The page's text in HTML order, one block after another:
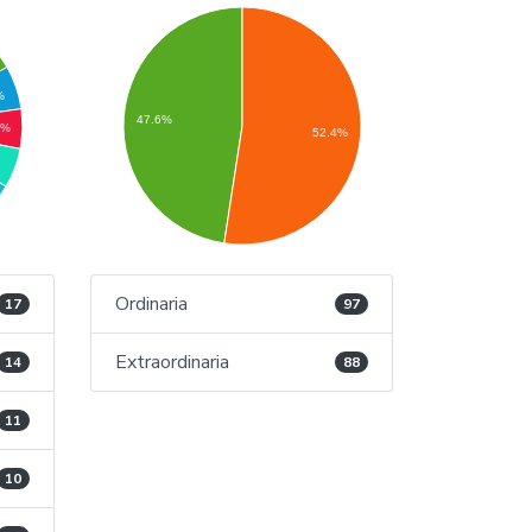
17
14
11
10
47.6%
52.4%
Ordinaria 97
Extraordinaria 88